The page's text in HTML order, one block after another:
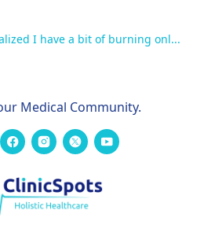
I have a bit of burning onl...
Medical Community.